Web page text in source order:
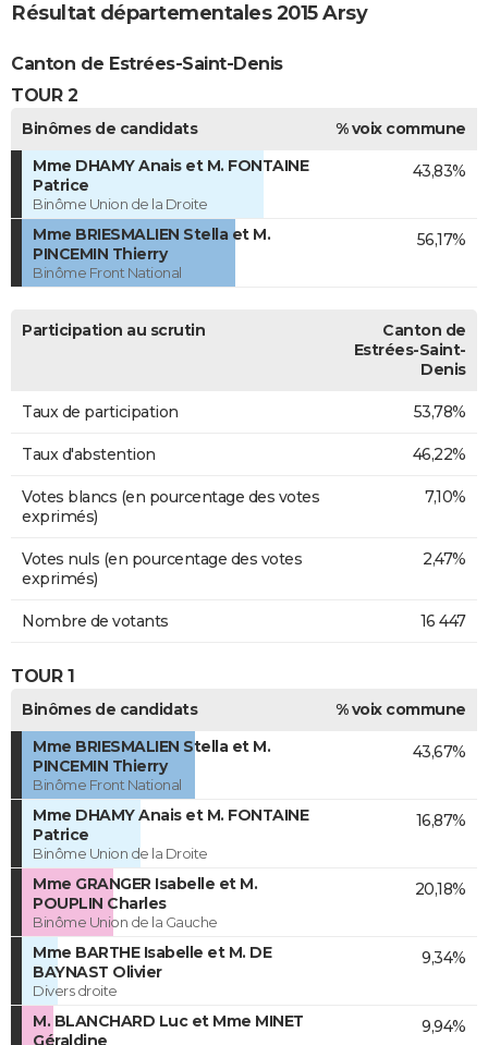
Résultat départementales 2015 Arsy
Canton de Estrées-Saint-Denis
TOUR 2
Binômes de candidats
% voix commune
Mme DHAMY Anais et M. FONTAINE
Patrice
Binôme Union de la Droite
43,83%
Mme BRIESMALIEN Stella et M.
PINCEMIN Thierry
Binôme Front National
56,17%
Participation au scrutin
Canton de
Estrées-Saint-
Denis
Taux de participation 53,78%
Taux d'abstention 46,22%
Votes blancs (en pourcentage des votes
exprimés)
7,10%
Votes nuls (en pourcentage des votes
exprimés)
2,47%
Nombre de votants 16 447
TOUR 1
Binômes de candidats
% voix commune
Mme BRIESMALIEN Stella et M.
PINCEMIN Thierry
Binôme Front National
43,67%
Mme DHAMY Anais et M. FONTAINE
Patrice
Binôme Union de la Droite
16,87%
Mme GRANGER Isabelle et M.
POUPLIN Charles
Binôme Union de la Gauche
20,18%
Mme BARTHE Isabelle et M. DE
BAYNAST Olivier
Divers droite
9,34%
M. BLANCHARD Luc et Mme MINET
Géraldine
9,94%